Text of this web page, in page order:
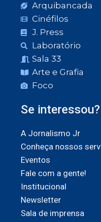
Arquibancada
Cinéfilos
J. Press
Laboratório
Sala 33
Arte e Grafia
Foco
Se interessou?
A Jornalismo Jr
Conheça nossos
Eventos
Fale com a gente!
Institucional
Newsletter
Sala de imprensa